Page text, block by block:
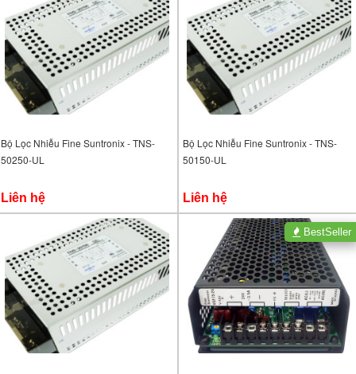
Bộ Lọc Nhiễu Fine Suntronix - TNS-
50250-UL
Liên hệ
Bộ Lọc Nhiễu Fine Suntronix - TNS-
50150-UL
Liên hệ
BestSeller